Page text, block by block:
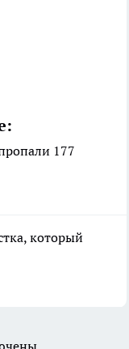
177
который